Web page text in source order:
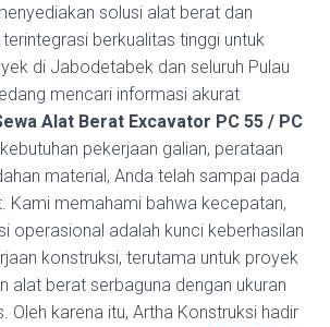
solusi alat berat dan
berkualitas tinggi untuk
di Jabodetabek dan seluruh Pulau
mencari informasi akurat
Alat Berat Excavator PC 55 / PC
pekerjaan galian, perataan
material, Anda telah sampai pada
Kami memahami bahwa kecepatan,
operasional adalah kunci keberhasilan
konstruksi, terutama untuk proyek
alat berat serbaguna dengan ukuran
Oleh karena itu, Artha Konstruksi hadir